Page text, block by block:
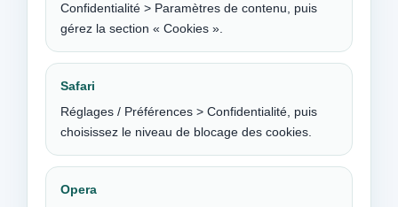
Confidentialité > Paramètres de contenu, puis
gérez la section « Cookies ».
Safari
Réglages / Préférences > Confidentialité, puis
choisissez le niveau de blocage des cookies.
Opera